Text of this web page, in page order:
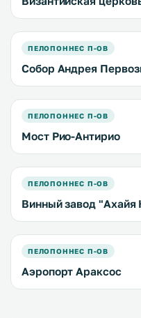
ПЕЛОПОННЕС П-ОВ
Собор Андрея
ПЕЛОПОННЕС П-ОВ
Мост Рио-Антирио
ПЕЛОПОННЕС П-ОВ
Винный завод "Ахайя
ПЕЛОПОННЕС П-ОВ
Аэропорт Араксос